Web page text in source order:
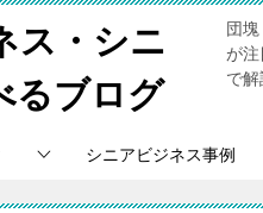
ス・シニ
るブログ
団
が
で
シニアビジネス事例